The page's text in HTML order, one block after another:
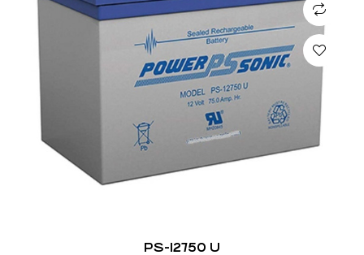
PS-12750 U